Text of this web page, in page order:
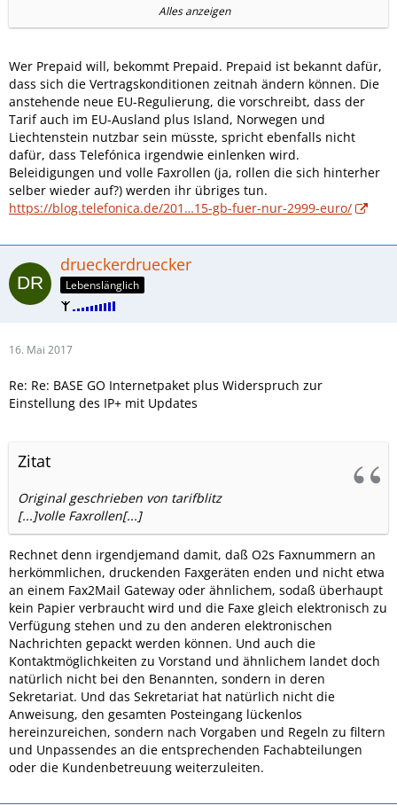
- die Rechtssicherheit unserer Verträge
Vertragstreue in Innen- und Außendarstellung
Alles anzeigen
Wer Prepaid will, bekommt Prepaid. Prepaid ist bekannt dafür,
dass sich die Vertragskonditionen zeitnah ändern können. Die
anstehende neue EU-Regulierung, die vorschreibt, dass der
Tarif auch im EU-Ausland plus Island, Norwegen und
Liechtenstein nutzbar sein müsste, spricht ebenfalls nicht
dafür, dass Telefónica irgendwie einlenken wird.
Beleidigungen und volle Faxrollen (ja, rollen die sich hinterher
selber wieder auf?) werden ihr übriges tun.
https://blog.telefonica.de/201…15-gb-fuer-nur-2999-euro/
drueckerdruecker
Lebenslänglich
16. Mai 2017
Re: Re: BASE GO Internetpaket plus Widerspruch zur
Einstellung des IP+ mit Updates
Zitat
Original geschrieben von tarifblitz
[...]volle Faxrollen[...]
Rechnet denn irgendjemand damit, daß O2s Faxnummern an
herkömmlichen, druckenden Faxgeräten enden und nicht etwa
an einem Fax2Mail Gateway oder ähnlichem, sodaß überhaupt
kein Papier verbraucht wird und die Faxe gleich elektronisch zu
Verfügung stehen und zu den anderen elektronischen
Nachrichten gepackt werden können. Und auch die
Kontaktmöglichkeiten zu Vorstand und ähnlichem landet doch
natürlich nicht bei den Benannten, sondern in deren
Sekretariat. Und das Sekretariat hat natürlich nicht die
Anweisung, den gesamten Posteingang lückenlos
hereinzureichen, sondern nach Vorgaben und Regeln zu filtern
und Unpassendes an die entsprechenden Fachabteilungen
oder die Kundenbetreuung weiterzuleiten.